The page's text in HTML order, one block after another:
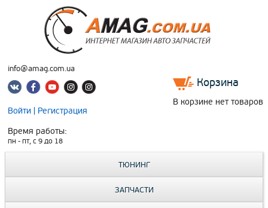
info@amag.com.ua
Войти | Регистрация
Время работы:
пн - пт, c 9 до 18
Корзина
В корзине нет товаров
ТЮНИНГ
ЗАПЧАСТИ